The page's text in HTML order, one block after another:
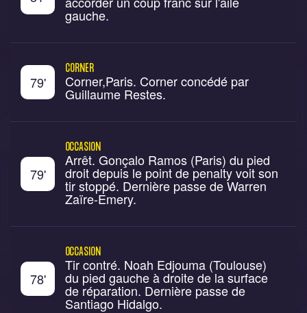
gauche.
79'
CORNER
Corner,Paris. Corner concédé par
Guillaume Restes.
79'
OCCASION
Arrêt. Gonçalo Ramos (Paris) du pied
droit depuis le point de penalty voit son
tir stoppé. Dernière passe de Warren
Zaïre-Emery.
78'
OCCASION
Tir contré. Noah Edjouma (Toulouse)
du pied gauche à droite de la surface
de réparation. Dernière passe de
Santiago Hidalgo.